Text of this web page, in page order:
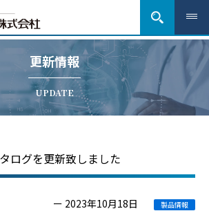
更新情報
UPDATE
ログを更新致しました
ー 2023年10月18日 製品情報